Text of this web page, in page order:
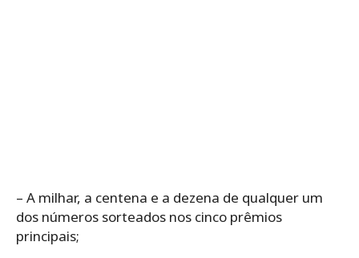
– A milhar, a centena e a dezena de qualquer um
dos números sorteados nos cinco prêmios
principais;